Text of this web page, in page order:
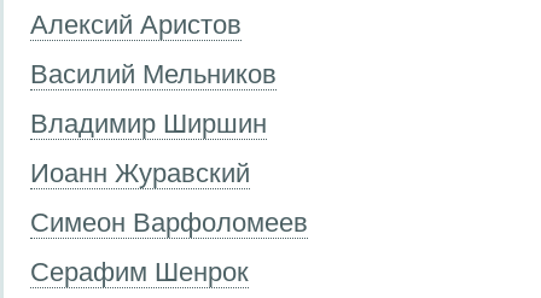
Алексий Аристов
Василий Мельников
Владимир Ширшин
Иоанн Журавский
Симеон Варфоломеев
Серафим Шенрок